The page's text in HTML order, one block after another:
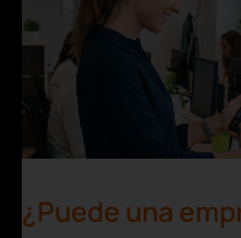
¿Puede una